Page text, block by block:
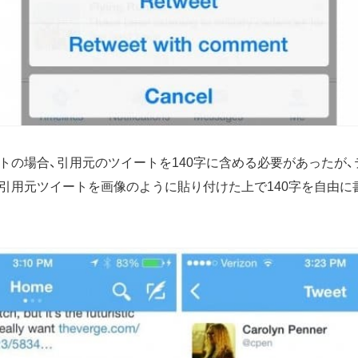
の場合、引用元のツイートを140字に含める必要があったが
用元ツイートを画像のように貼り付けた上で140字を自由に